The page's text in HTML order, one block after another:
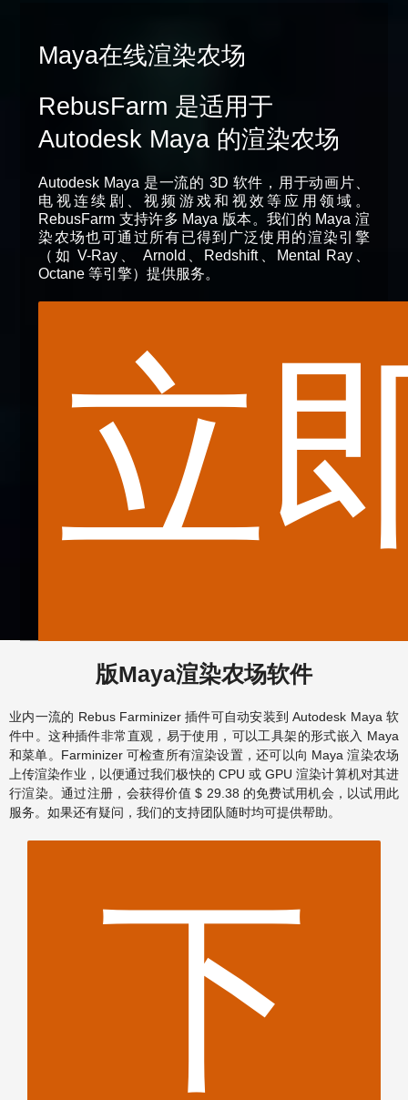
Maya在线渲染农场
RebusFarm 是适用于
Autodesk Maya 的渲染农场
Autodesk Maya 是一流的 3D 软件，用于动画片、
电视连续剧、视频游戏和视效等应用领域。
RebusFarm 支持许多 Maya 版本。我们的 Maya 渲
染农场也可通过所有已得到广泛使用的渲染引擎
（如 V-Ray、 Arnold、Redshift、Mental Ray、
Octane 等引擎）提供服务。
立
版Maya渲染农场软件
业内一流的 Rebus Farminizer 插件可自动安装到 Autodesk Maya 软
件中。这种插件非常直观，易于使用，可以工具架的形式嵌入 Maya
和菜单。Farminizer 可检查所有渲染设置，还可以向 Maya 渲染农场
上传渲染作业，以便通过我们极快的 CPU 或 GPU 渲染计算机对其进
行渲染。通过注册，会获得价值 $ 29.38 的免费试用机会，以试用此
服务。如果还有疑问，我们的支持团队随时均可提供帮助。
下